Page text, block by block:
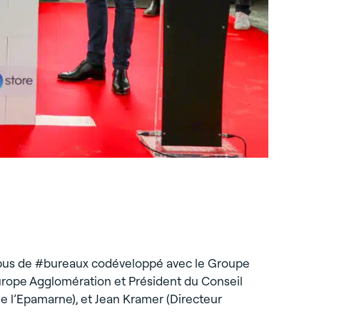
de #bureaux codéveloppé avec le Groupe
Agglomération et Président du Conseil
l’Epamarne), et Jean Kramer (Directeur